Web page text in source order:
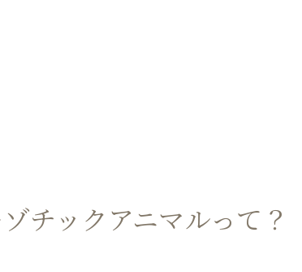
チックアニマルって？